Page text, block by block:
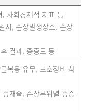
사회경제적 지표 등
시, 손상발생장소, 손상
결과, 중증도 등
복용 유무, 보호장비 착
중재술, 손상부위별 중증